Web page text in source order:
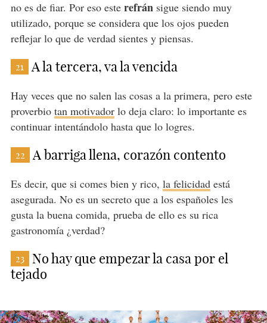
no es de fiar. Por eso este refrán sigue siendo muy
utilizado, porque se considera que los ojos pueden
reflejar lo que de verdad sientes y piensas.
21 A la tercera, va la vencida
Hay veces que no salen las cosas a la primera, pero este
proverbio tan motivadorlo deja claro: lo importante es
continuar intentándolo hasta que lo logres.
22 A barriga llena, corazón contento
Es decir, que si comes bien y rico, la felicidadestá
asegurada. No es un secreto que a los españoles les
gusta la buena comida, prueba de ello es su rica
gastronomía ¿verdad?
23
No hay que empezar la casa por el
tejado